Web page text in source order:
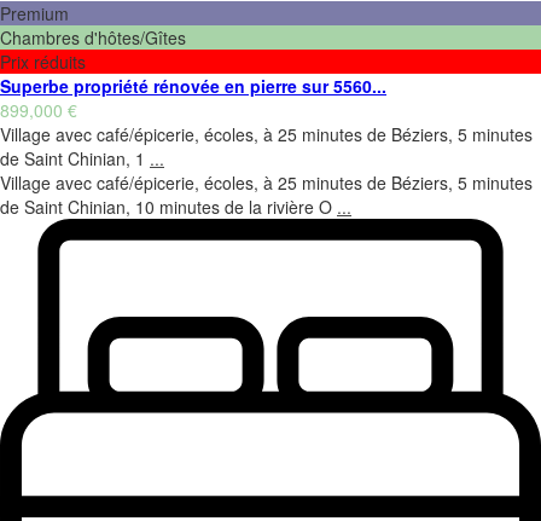
Premium
Chambres d'hôtes/Gîtes
Prix réduits
Superbe propriété rénovée en pierre sur 5560...
899,000 €
Village avec café/épicerie, écoles, à 25 minutes de Béziers, 5 minutes
de Saint Chinian, 1 ...
Village avec café/épicerie, écoles, à 25 minutes de Béziers, 5 minutes
de Saint Chinian, 10 minutes de la rivière O ...